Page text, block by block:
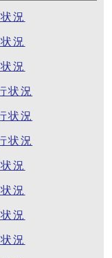
況
況
況
状況
状況
状況
況
況
況
況